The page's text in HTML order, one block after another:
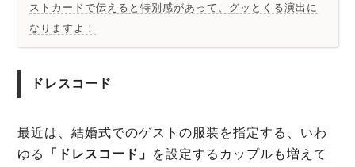
ストカードで伝えると特別感があって、グッとくる演出に
なりますよ！
ドレスコード
最近は、結婚式でのゲストの服装を指定する、いわ
ゆる
「ドレスコード」 を設定するカップルも増えて